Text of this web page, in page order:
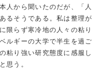
人から聞いたのだが、「人
るそうである。私は整理が
限らず寒冷地の人々の粘り
ルギーの大学で半生を過ご
粘り強い研究態度に感服し
思う。